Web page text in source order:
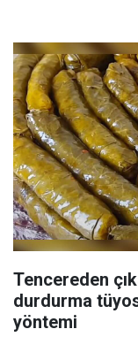
Tencereden
durdurma
yöntemi